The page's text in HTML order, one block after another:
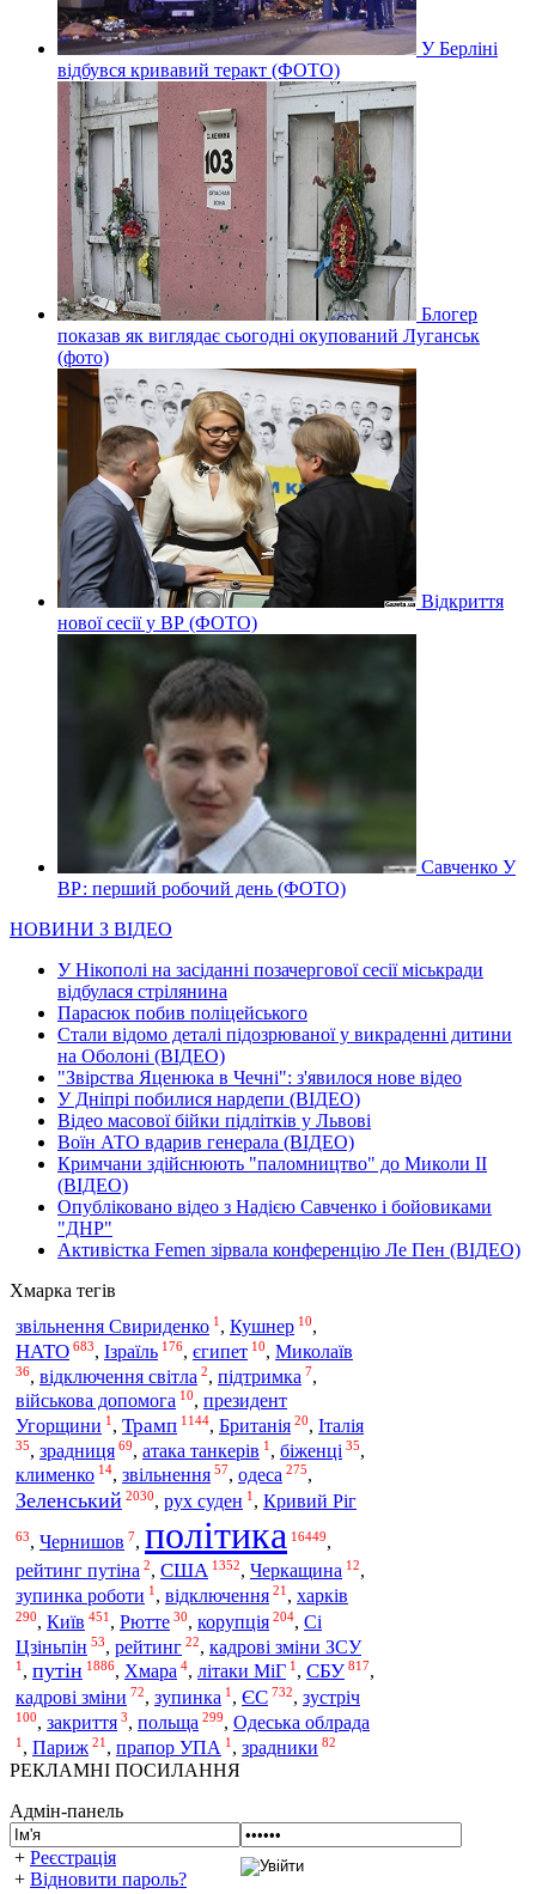
У Берліні
відбувся кривавий теракт (ФОТО)
Блогер
показав як виглядає сьогодні окупований Луганськ
(фото)
Відкриття
нової сесії у ВР (ФОТО)
Савченко У
ВР: перший робочий день (ФОТО)
НОВИНИ З ВІДЕО
У Нікополі на засіданні позачергової сесії міськради
відбулася стрілянина
Парасюк побив поліцейського
Стали відомо деталі підозрюваної у викраденні дитини
на Оболоні (ВІДЕО)
"Звірства Яценюка в Чечні": з'явилося нове відео
У Дніпрі побилися нардепи (ВІДЕО)
Відео масової бійки підлітків у Львові
Воїн АТО вдарив генерала (ВІДЕО)
Кримчани здійснюють "паломництво" до Миколи ІІ
(ВІДЕО)
Опубліковано відео з Надією Савченко і бойовиками
"ДНР"
Активістка Femen зірвала конференцію Ле Пен (ВІДЕО)
Хмарка тегів
звільнення Свириденко 1, Кушнер 10,
НАТО 683, Ізраїль 176, єгипет 10, Миколаїв
36, відключення світла 2, підтримка 7,
військова допомога 10, президент
Угорщини 1 , Трамп 1144, Британія 20, Італія
35, зрадниця 69, атака танкерів 1 , біженці 35,
клименко 14, звільнення 57, одеса 275,
Зеленський 2030, рух суден 1 , Кривий Ріг
63, Чернишов 7, політика 16449,
рейтинг путіна 2, США 1352, Черкащина 12,
зупинка роботи 1, відключення 21, харків
290, Київ 451 , Рютте 30, корупція 204, Сі
Цзіньпін 53, рейтинг 22, кадрові зміни ЗСУ
1, путін 1886, Хмара 4, літаки МіГ 1, СБУ 817,
кадрові зміни 72, зупинка 1 , ЄС 732, зустріч
100, закриття 3, польща 299, Одеська облрада
1 , Париж 21 , прапор УПА 1 , зрадники 82
РЕКЛАМНІ ПОСИЛАННЯ
Адмін-панель
+ Реєстрація
+ Відновити пароль?